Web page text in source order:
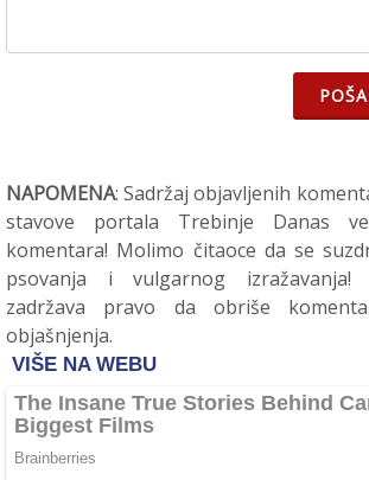
NAPOMENA: Sadržaj objavljenih
stavove portala Trebinje Danas
komentara! Molimo čitaoce da se
psovanja i vulgarnog izražavanja!
zadržava pravo da obriše
objašnjenja.